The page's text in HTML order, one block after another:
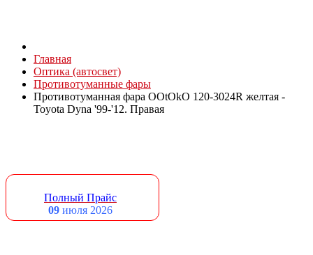
Главная
Оптика (автосвет)
Противотуманные фары
Противотуманная фара OOtOkO 120-3024R желтая -
Toyota Dyna '99-'12. Правая
Полный Прайс
09 июля 2026